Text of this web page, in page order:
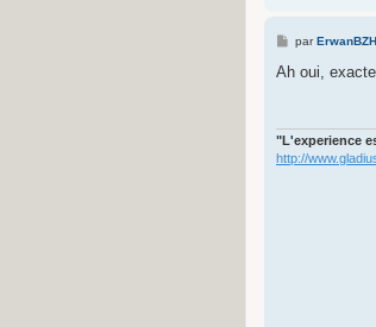
M
s
par
Ah oui,
"L'experience
http://